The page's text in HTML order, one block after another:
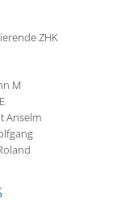
ZHK
M
Anselm